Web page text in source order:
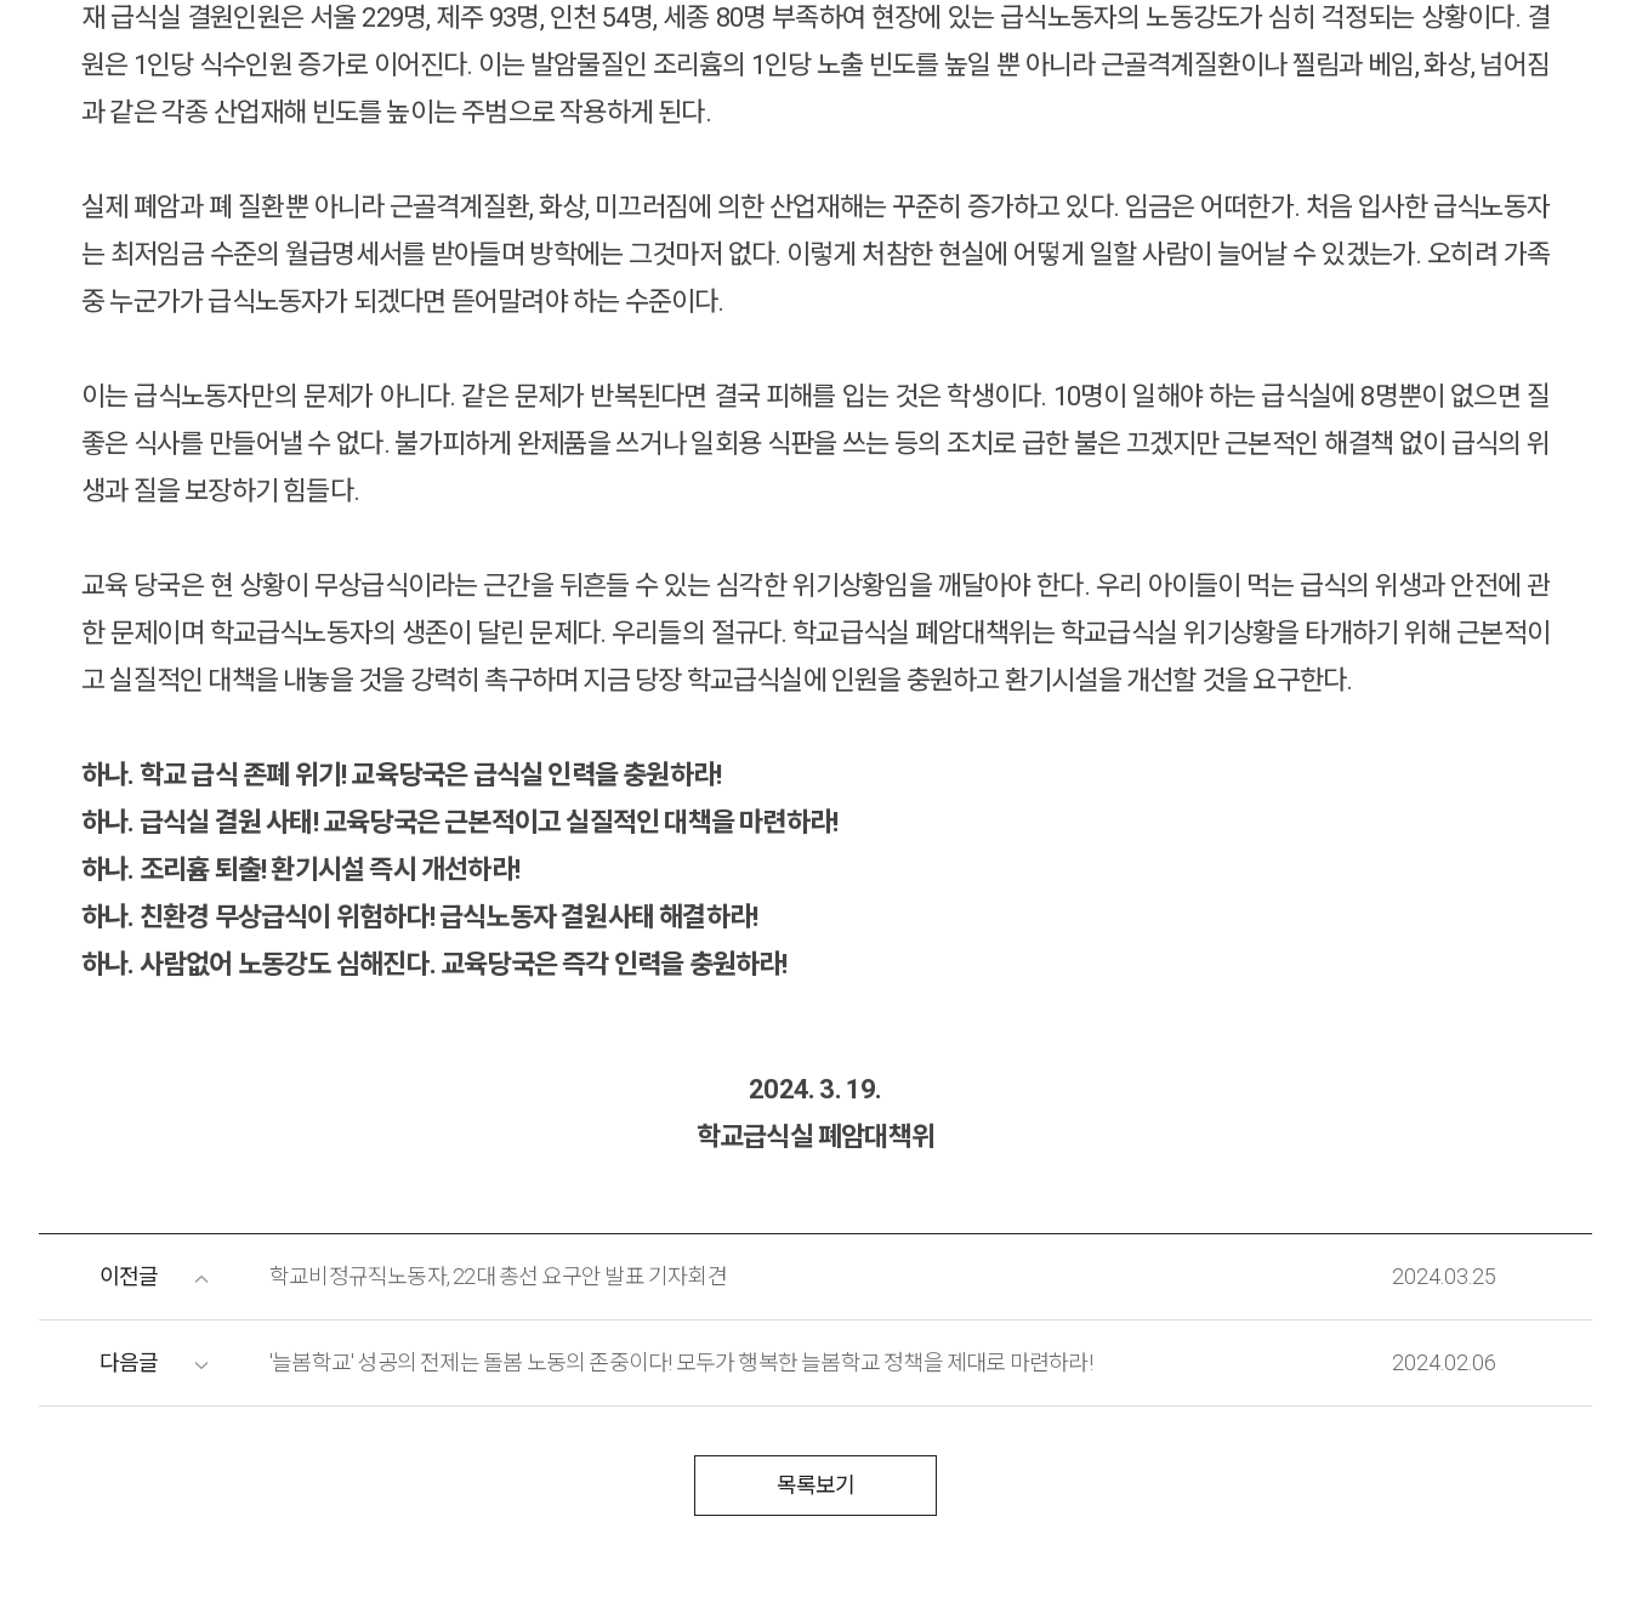
재 급식실 결원인원은 서울 229명, 제주 93명, 인천 54명, 세종 80명 부족하여 현장에 있는 급식노동자의 노동강도가 심히 걱정되는 상황이다. 결
원은 1인당 식수인원 증가로 이어진다. 이는 발암물질인 조리흄의 1인당 노출 빈도를 높일 뿐 아니라 근골격계질환이나 찔림과 베임, 화상, 넘어짐
과 같은 각종 산업재해 빈도를 높이는 주범으로 작용하게 된다.
실제 폐암과 폐 질환뿐 아니라 근골격계질환, 화상, 미끄러짐에 의한 산업재해는 꾸준히 증가하고 있다. 임금은 어떠한가. 처음 입사한 급식노동자
는 최저임금 수준의 월급명세서를 받아들며 방학에는 그것마저 없다. 이렇게 처참한 현실에 어떻게 일할 사람이 늘어날 수 있겠는가. 오히려 가족
중 누군가가 급식노동자가 되겠다면 뜯어말려야 하는 수준이다.
이는 급식노동자만의 문제가 아니다. 같은 문제가 반복된다면 결국 피해를 입는 것은 학생이다. 10명이 일해야 하는 급식실에 8명뿐이 없으면 질
좋은 식사를 만들어낼 수 없다. 불가피하게 완제품을 쓰거나 일회용 식판을 쓰는 등의 조치로 급한 불은 끄겠지만 근본적인 해결책 없이 급식의 위
생과 질을 보장하기 힘들다.
교육 당국은 현 상황이 무상급식이라는 근간을 뒤흔들 수 있는 심각한 위기상황임을 깨달아야 한다. 우리 아이들이 먹는 급식의 위생과 안전에 관
한 문제이며 학교급식노동자의 생존이 달린 문제다. 우리들의 절규다. 학교급식실 폐암대책위는 학교급식실 위기상황을 타개하기 위해 근본적이
고 실질적인 대책을 내놓을 것을 강력히 촉구하며 지금 당장 학교급식실에 인원을 충원하고 환기시설을 개선할 것을 요구한다.
하나. 학교 급식 존폐 위기! 교육당국은 급식실 인력을 충원하라!
하나. 급식실 결원 사태! 교육당국은 근본적이고 실질적인 대책을 마련하라!
하나. 조리흄 퇴출! 환기시설 즉시 개선하라!
하나. 친환경 무상급식이 위험하다! 급식노동자 결원사태 해결하라!
하나. 사람없어 노동강도 심해진다. 교육당국은 즉각 인력을 충원하라!
2024. 3. 19.
학교급식실 폐암대책위
이전글 학교비정규직노동자, 22대 총선 요구안 발표 기자회견 2024.03.25
다음글 '늘봄학교' 성공의 전제는 돌봄 노동의 존중이다! 모두가 행복한 늘봄학교 정책을 제대로 마련하라! 2024.02.06
목록보기